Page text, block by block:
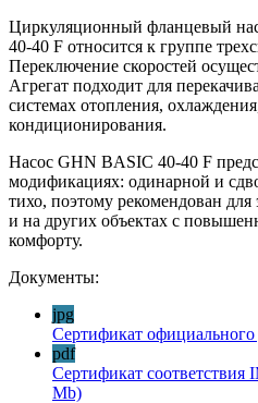
Циркуляционный фланцевый
40-40 F относится к группе
Переключение скоростей
Агрегат подходит для
системах отопления,
кондиционирования.
Насос GHN BASIC 40-40 F
модификациях: одинарной и
тихо, поэтому рекомендован
и на других объектах с
комфорту.
Документы:
jpg
Сертификат
pdf
Сертификат
Mb)